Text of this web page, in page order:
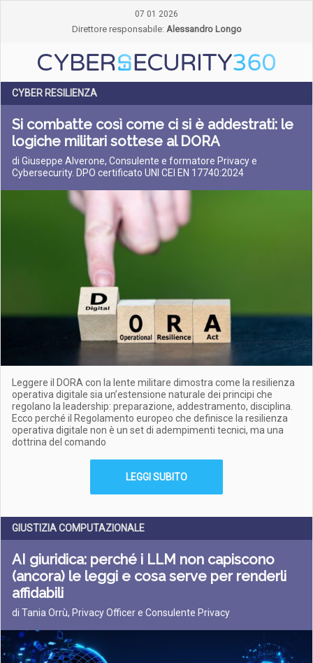
07 01 2026
Direttore responsabile: Alessandro Longo
CYBER RESILIENZA
Si combatte così come ci si è addestrati: le
logiche militari sottese al DORA
di Giuseppe Alverone, Consulente e formatore Privacy e
Cybersecurity. DPO certificato UNI CEI EN 17740:2024
Leggere il DORA con la lente militare dimostra come la resilienza
operativa digitale sia un’estensione naturale dei principi che
regolano la leadership: preparazione, addestramento, disciplina.
Ecco perché il Regolamento europeo che definisce la resilienza
operativa digitale non è un set di adempimenti tecnici, ma una
dottrina del comando
LEGGI SUBITO
GIUSTIZIA COMPUTAZIONALE
AI giuridica: perché i LLM non capiscono
(ancora) le leggi e cosa serve per renderli
affidabili
di Tania Orrù, Privacy Officer e Consulente Privacy